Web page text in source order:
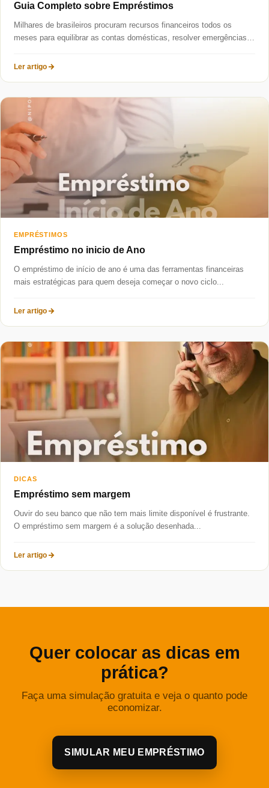
Guia Completo sobre Empréstimos
Milhares de brasileiros procuram recursos financeiros todos os
meses para equilibrar as contas domésticas, resolver emergências
Ler artigo
EMPRÉSTIMOS
Empréstimo no inicio de Ano
O empréstimo de início de ano é uma das ferramentas financeiras
mais estratégicas para quem deseja começar o novo ciclo...
Ler artigo
DICAS
Empréstimo sem margem
Ouvir do seu banco que não tem mais limite disponível é frustrante.
O empréstimo sem margem é a solução desenhada...
Ler artigo
Quer colocar as dicas em
prática?
Faça uma simulação gratuita e veja o quanto pode
economizar.
SIMULAR MEU EMPRÉSTIMO